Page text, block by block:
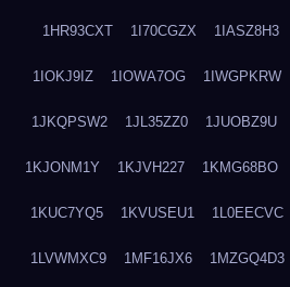
1HR93CXT 1I70CGZX 1IASZ8H3
1IOKJ9IZ 1IOWA7OG 1IWGPKRW
1JKQPSW2 1JL35ZZ0 1JUOBZ9U
1KJONM1Y 1KJVH227 1KMG68BO
1KUC7YQ5 1KVUSEU1 1L0EECVC
1LVWMXC9 1MF16JX6 1MZGQ4D3